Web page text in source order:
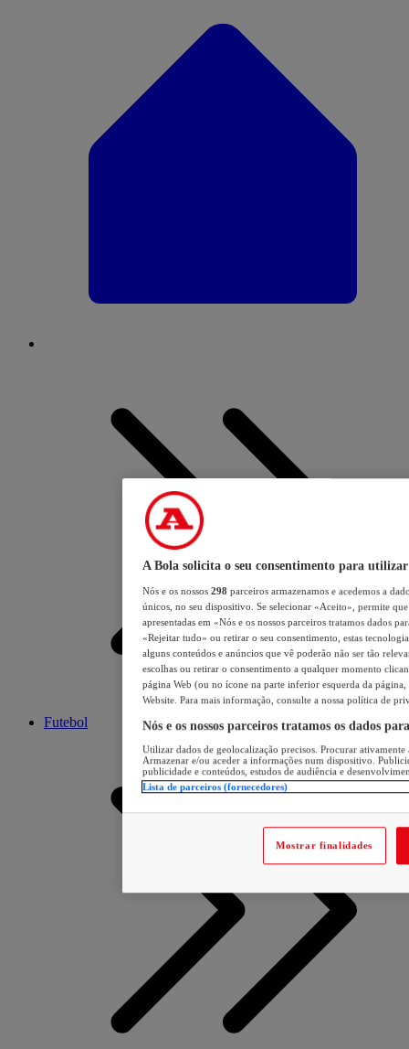
Futebol
A Bola solicita o seu consentimento para utilizar
Nós e os nossos 298 parceiros armazenamos e acedemos a
únicos, no seu dispositivo. Se selecionar «Aceito», permite
apresentadas em «Nós e os nossos parceiros tratamos dados
«Rejeitar tudo» ou retirar o seu consentimento, estas
alguns conteúdos e anúncios que vê poderão não ser tão
escolhas ou retirar o consentimento a qualquer momento
página Web (ou no ícone na parte inferior esquerda da página,
Website. Para mais informação, consulte a nossa política de
Nós e os nossos parceiros tratamos os dados
Utilizar dados de geolocalização precisos. Procurar
Armazenar e/ou aceder a informações num dispositivo.
publicidade e conteúdos, estudos de audiência e
Lista de parceiros (fornecedores)
Mostrar finalidades